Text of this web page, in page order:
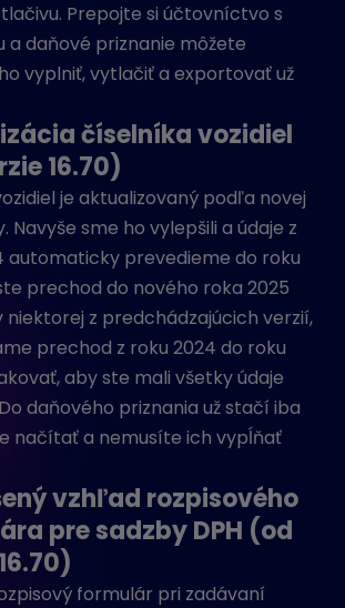
Prepojte si účtovníctvo s
a daňové priznanie môžete
vyplniť, vytlačiť a exportovať už
číselníka vozidiel
16.70)
je aktualizovaný podľa novej
Navyše sme ho vylepšili a údaje z
automaticky prevedieme do roku
prechod do nového roka 2025
niektorej z predchádzajúcich verzií,
prechod z roku 2024 do roku
aby ste mali všetky údaje
daňového priznania už stačí iba
načítať a nemusíte ich vypĺňať
vzhľad rozpisového
pre sadzby DPH (od
formulár pri zadávaní